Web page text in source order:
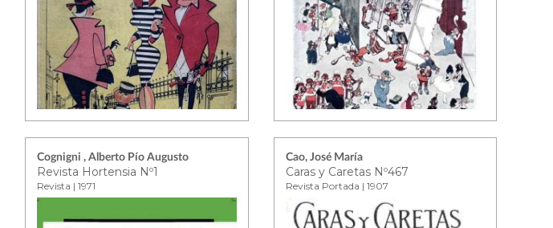
Cognigni , Alberto Pío Augusto
Revista Hortensia Nº1
Revista | 1971
Cao, José María
Caras y Caretas Nº467
Revista Portada | 1907